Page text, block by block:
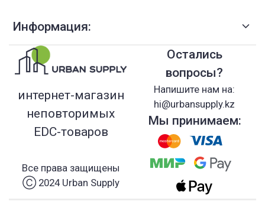
Информация:
интернет-магазин
неповторимых
EDC-товаров
Все права защищены
Ⓒ 2024 Urban Supply
Остались
вопросы?
Напишите нам на:
hi@urbansupply.kz
Мы принимаем: